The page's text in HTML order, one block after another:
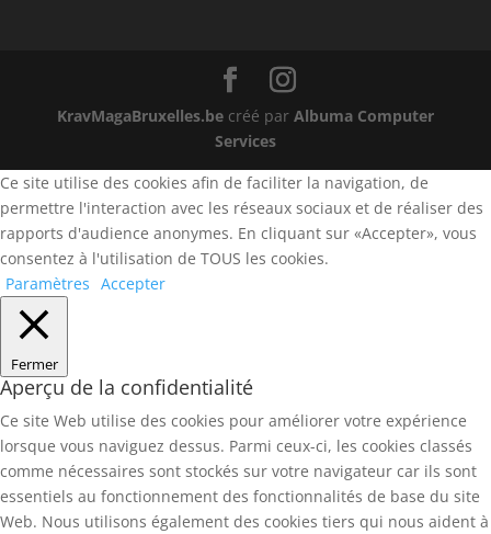
KravMagaBruxelles.becréé par Albuma Computer
Services
Ce site utilise des cookies afin de faciliter la navigation, de
permettre l'interaction avec les réseaux sociaux et de réaliser des
rapports d'audience anonymes. En cliquant sur «Accepter», vous
consentez à l'utilisation de TOUS les cookies.
Paramètres Accepter
Fermer
Aperçu de la confidentialité
Ce site Web utilise des cookies pour améliorer votre expérience
lorsque vous naviguez dessus. Parmi ceux-ci, les cookies classés
comme nécessaires sont stockés sur votre navigateur car ils sont
essentiels au fonctionnement des fonctionnalités de base du site
Web. Nous utilisons également des cookies tiers qui nous aident à